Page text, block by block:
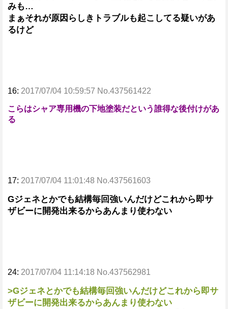
みも…
まぁそれが原因らしきトラブルも起こしてる疑いがあ
るけど
16: 2017/07/04 10:59:57 No.437561422
こらはシャア専用機の下地塗装だという誰得な後付けがあ
る
17: 2017/07/04 11:01:48 No.437561603
Gジェネとかでも結構毎回強いんだけどこれから即サ
ザビーに開発出来るからあんまり使わない
24: 2017/07/04 11:14:18 No.437562981
>Gジェネとかでも結構毎回強いんだけどこれから即サ
ザビーに開発出来るからあんまり使わない